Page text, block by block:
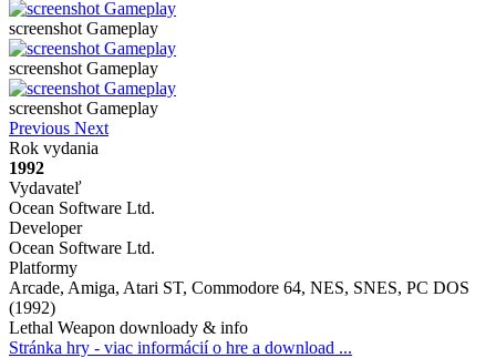
screenshot Gameplay
screenshot Gameplay
screenshot Gameplay
Previous Next
Rok vydania
1992
Vydavateľ
Ocean Software Ltd.
Developer
Ocean Software Ltd.
Platformy
Arcade, Amiga, Atari ST, Commodore 64, NES, SNES, PC DOS
(1992)
Lethal Weapon downloady & info
Stránka hry - viac informácií o hre a download ...